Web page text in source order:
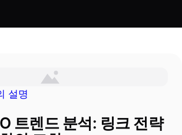
설명
트렌드 분석: 링크 전략